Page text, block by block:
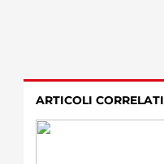
ARTICOLI CORRELATI